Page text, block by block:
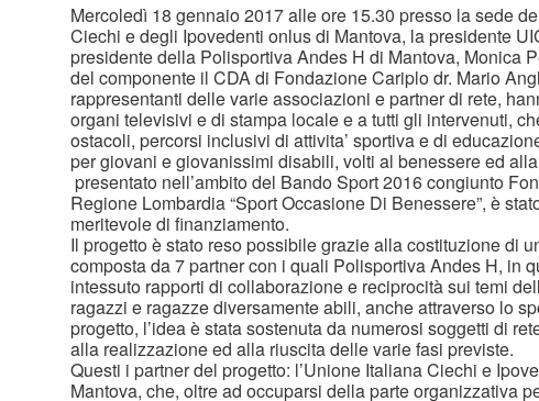
Mercoledì 18 gennaio 2017 alle ore 15.30 presso la sede
Ciechi e degli Ipovedenti onlus di Mantova, la presidente
presidente della Polisportiva Andes H di Mantova, Monica
del componente il CDA di Fondazione Cariplo dr. Mario
rappresentanti delle varie associazioni e partner di rete,
organi televisivi e di stampa locale e a tutti gli intervenuti,
ostacoli, percorsi inclusivi di attivita’ sportiva e di
per giovani e giovanissimi disabili, volti al benessere ed
presentato nell’ambito del Bando Sport 2016 congiunto
Regione Lombardia “Sport Occasione Di Benessere”, è
meritevole di finanziamento.
Il progetto è stato reso possibile grazie alla costituzione di
composta da 7 partner con i quali Polisportiva Andes H, in
intessuto rapporti di collaborazione e reciprocità sui temi
ragazzi e ragazze diversamente abili, anche attraverso lo
progetto, l’idea è stata sostenuta da numerosi soggetti di
alla realizzazione ed alla riuscita delle varie fasi previste.
Questi i partner del progetto: l’Unione Italiana Ciechi e
Mantova, che, oltre ad occuparsi della parte organizzativa